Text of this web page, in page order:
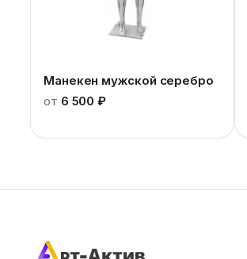
Манекен мужской серебро
от 6 500 ₽